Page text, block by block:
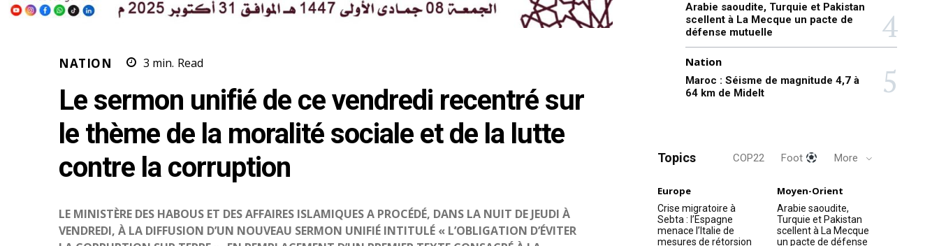
NATION 3 min. Read
Le sermon unifié de ce vendredi recentré sur
le thème de la moralité sociale et de la lutte
contre la corruption
LE MINISTÈRE DES HABOUS ET DES AFFAIRES ISLAMIQUES A PROCÉDÉ, DANS LA NUIT DE JEUDI À
VENDREDI, À LA DIFFUSION D’UN NOUVEAU SERMON UNIFIÉ INTITULÉ « L’OBLIGATION D’ÉVITER
Arabie saoudite, Turquie et Pakistan
scellent à La Mecque un pacte de
défense mutuelle
Nation
Maroc : Séisme de magnitude 4,7 à
64 km de Midelt
Topics COP22 Foot More
Europe
Crise migratoire à
Sebta : l’Espagne
menace l’Italie de
mesures de rétorsion
Moyen-Orient
Arabie saoudite,
Turquie et Pakistan
scellent à La Mecque
un pacte de défense